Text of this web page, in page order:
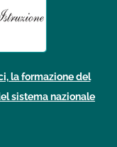
la formazione del
sistema nazionale